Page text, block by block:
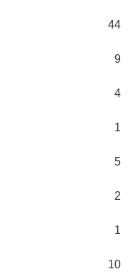
44
9
4
1
5
2
1
10